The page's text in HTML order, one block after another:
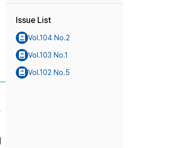
Issue List
Vol.104 No.2
Vol.103 No.1
Vol.102 No.5